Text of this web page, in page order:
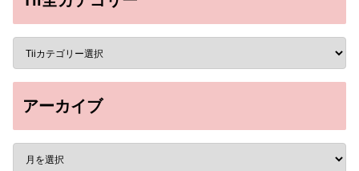
アーカイブ